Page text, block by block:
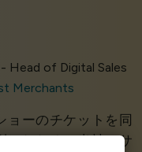
Head of Digital Sales
Merchants
ョーのチケットを同
したため、当社のサ
provide content
can accept all
to manage